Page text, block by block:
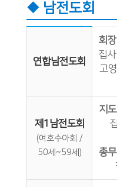
◆ 남전도회
연합남전도회
회
집
고
제1남전도회
(여호수아회 /
50세~59세)
지
총